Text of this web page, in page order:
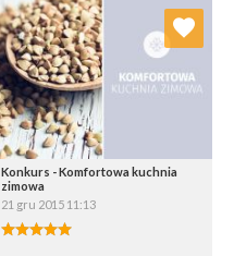
Konkurs - Komfortowa kuchnia
zimowa
21 gru 2015 11:13
5.00/5
Dodaj do ulubionych
Wybierz listę: